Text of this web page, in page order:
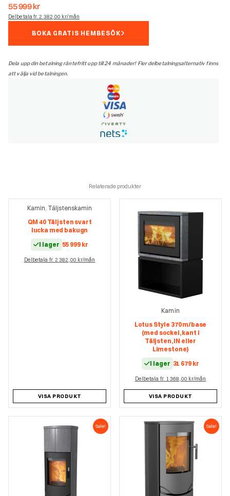
55 999kr
Delbetala fr. 2 382,00 kr/mån
BOKA GRATIS HEMBESÖK
Dela upp din betalning räntefritt upp till 24 månader! Fler delbetalningsalternativ finns
att välja vid betalningen.
Relaterade produkter
Kamin, Täljstenskamin
QM 40 Täljsten svart
lucka med bakugn
I lager 55 999 kr
Delbetala fr. 2 382,00 kr/mån
VISA PRODUKT
Kamin
Lotus Style 370 m/base
(med sockel, kant i
Täljsten, IN eller
Limestone)
I lager 31 679 kr
Delbetala fr. 1 368,00 kr/mån
VISA PRODUKT
Sale! Sale!